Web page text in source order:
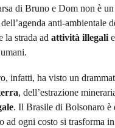
di Bruno e Dom non è
anti-ambientale
la strada ad attività illegali
infatti, ha visto un
, dell’estrazione
. Il Brasile di Bolsonaro è
ad ogni costo si trasforma in